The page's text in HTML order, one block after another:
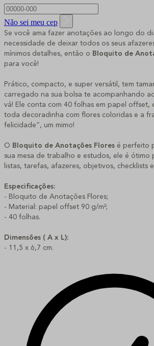
Não sei meu cep
Se você ama fazer anotações ao longo do
necessidade de deixar todos os seus
mínimos detalhes, então o Bloquito de
para você!
Prático, compacto, e super versátil, tem
carregado na sua bolsa te acompanhando
vá! Ele conta com 40 folhas em papel offset,
toda decoradinha com flores coloridas e a
felicidade”, um mimo!
O Bloquito de Anotações Flores é perfeito
sua mesa de trabalho e estudos, ele é ótimo
listas, tarefas, afazeres, objetivos, checklists
Especificações:
- Bloquito de Anotações Flores;
- Material: papel offset 90 g/m²;
- 40 folhas.
Dimensões ( A x L):
- 11,5 x 6,7 cm.